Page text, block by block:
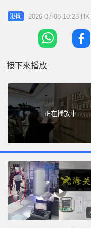
職員陸續返回辦公
事件進行提問，惟
題就進入辦公室。
場，向在場傳媒表
港聞 2026-07-08 10:23
接下來播放
正在播放中